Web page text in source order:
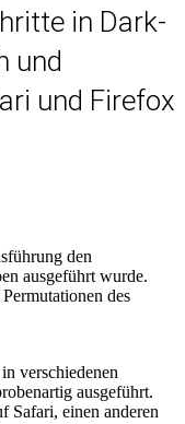
in Dark-
und
und Firefox
den
ausgeführt wurde.
des
verschiedenen
ausgeführt.
Safari, einen anderen